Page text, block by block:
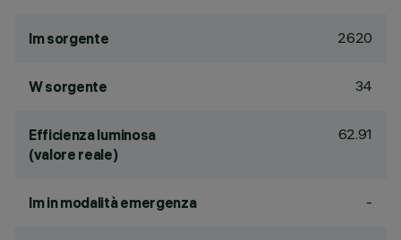
lm sorgente 2620
W sorgente 34
Efficienza luminosa
(valore reale)
62.91
lm in modalità emergenza -